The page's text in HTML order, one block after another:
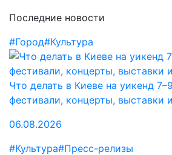
Последние новости
#Город#Культура
Что делать в Киеве на уикенд
фестивали, концерты, выставки
06.08.2026
#Культура#Пресс-релизы